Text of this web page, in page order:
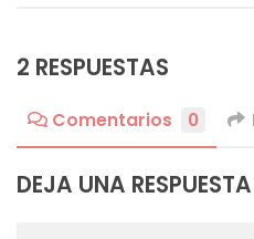
2 RESPUESTAS
Comentarios 0
DEJA UNA RESPUESTA